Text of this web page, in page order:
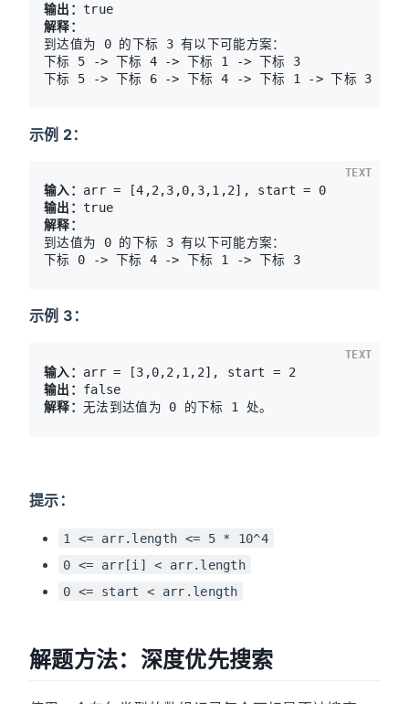
输出：
解释：
到达值为 0 的下标 3 有以下可能方案：
下标 5 -> 下标 4 -> 下标 1 -> 下标 3
示例 2：
输入：
输出：
到达值为 0 的下标 3 有以下可能方案：
下标 0 -> 下标 4 -> 下标 1 -> 下标 3
TEXT
示例 3：
输入：
输出：
解释：
TEXT
提示：
1 <= arr.length <= 5 * 10^4
0 <= arr[i] < arr.length
0 <= start < arr.length
解题方法：深度优先搜索